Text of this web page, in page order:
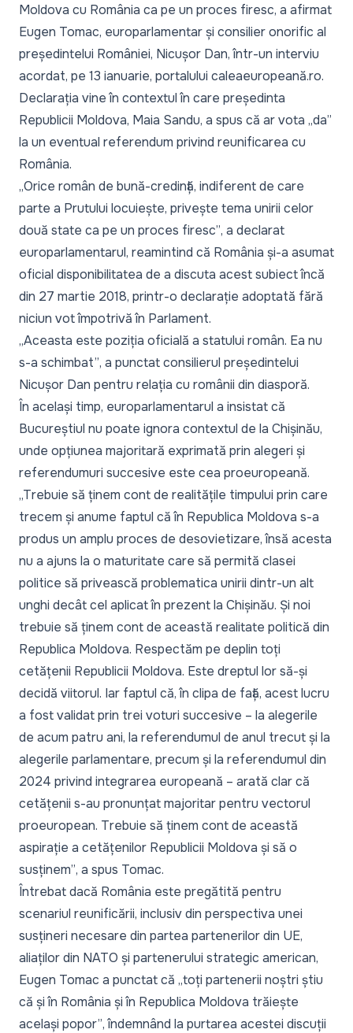
Moldova cu România ca pe un proces firesc, a afirmat
Eugen Tomac, europarlamentar și consilier onorific al
președintelui României, Nicușor Dan, într-un interviu
acordat, pe 13 ianuarie, portalului caleaeuropeană.ro.
Declarația vine în contextul în care președinta
Republicii Moldova, Maia Sandu, a spus că ar vota „da”
la un eventual referendum privind reunificarea cu
România.
„Orice român de bună-credință, indiferent de care
parte a Prutului locuiește, privește tema unirii celor
două state ca pe un proces firesc”, a declarat
europarlamentarul, reamintind că România și-a asumat
oficial disponibilitatea de a discuta acest subiect încă
din 27 martie 2018, printr-o declarație adoptată fără
niciun vot împotrivă în Parlament.
„Aceasta este poziția oficială a statului român. Ea nu
s-a schimbat”, a punctat consilierul președintelui
Nicușor Dan pentru relația cu românii din diasporă.
În același timp, europarlamentarul a insistat că
Bucureștiul nu poate ignora contextul de la Chișinău,
unde opțiunea majoritară exprimată prin alegeri și
referendumuri succesive este cea proeuropeană.
„Trebuie să ținem cont de realitățile timpului prin care
trecem și anume faptul că în Republica Moldova s-a
produs un amplu proces de desovietizare, însă acesta
nu a ajuns la o maturitate care să permită clasei
politice să privească problematica unirii dintr-un alt
unghi decât cel aplicat în prezent la Chișinău. Și noi
trebuie să ținem cont de această realitate politică din
Republica Moldova. Respectăm pe deplin toți
cetățenii Republicii Moldova. Este dreptul lor să-și
decidă viitorul. Iar faptul că, în clipa de față, acest lucru
a fost validat prin trei voturi succesive – la alegerile
de acum patru ani, la referendumul de anul trecut și la
alegerile parlamentare, precum și la referendumul din
2024 privind integrarea europeană – arată clar că
cetățenii s-au pronunțat majoritar pentru vectorul
proeuropean. Trebuie să ținem cont de această
aspirație a cetățenilor Republicii Moldova și să o
susținem”, a spus Tomac.
Întrebat dacă România este pregătită pentru
scenariul reunificării, inclusiv din perspectiva unei
susțineri necesare din partea partenerilor din UE,
aliaților din NATO și partenerului strategic american,
Eugen Tomac a punctat că „toți partenerii noștri știu
că și în România și în Republica Moldova trăiește
același popor”, îndemnând la purtarea acestei discuții